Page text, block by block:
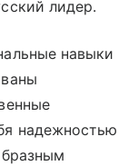
лидер.
навыки
надежностью